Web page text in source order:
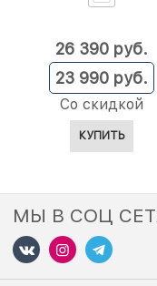
23 990 руб.
Со скидкой
26 390 руб.
КУПИТЬ
МЫ В СОЦ